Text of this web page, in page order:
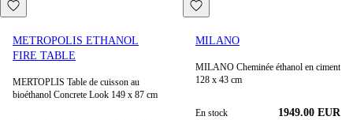
METROPOLIS ETHANOL
FIRE TABLE
MERTOPLIS Table de cuisson au
bioéthanol Concrete Look 149 x 87 cm
MILANO
MILANO Cheminée éthanol en ciment
128 x 43 cm
En stock 1949.00 EUR